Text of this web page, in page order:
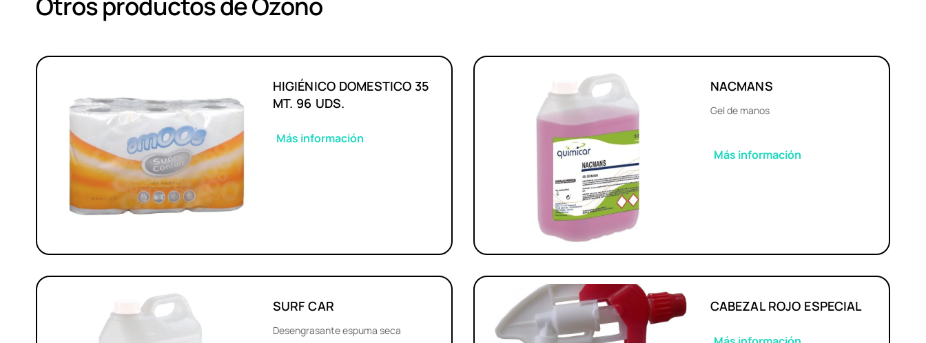
HIGIÉNICO DOMESTICO 35
MT. 96 UDS.
Más información
NACMANS
Gel de manos
Más información
SURF CAR
Desengrasante espuma seca
CABEZAL ROJO ESPECIAL